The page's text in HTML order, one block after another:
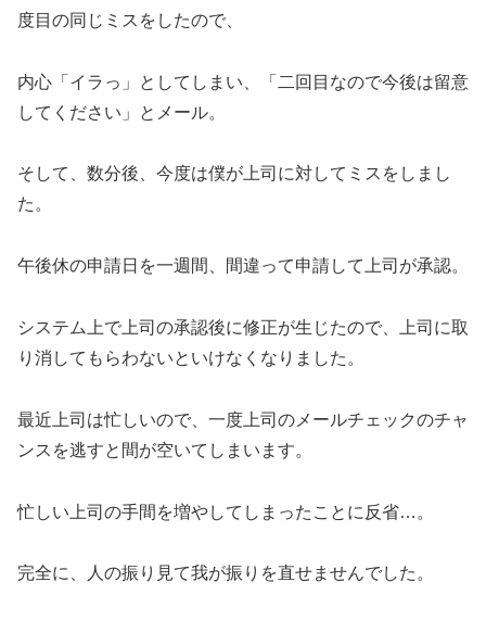
度目の同じミスをしたので、
内心「イラっ」としてしまい、「二回目なので今後は留意
してください」とメール。
そして、数分後、今度は僕が上司に対してミスをしまし
た。
午後休の申請日を一週間、間違って申請して上司が承認。
システム上で上司の承認後に修正が生じたので、上司に取
り消してもらわないといけなくなりました。
最近上司は忙しいので、一度上司のメールチェックのチャ
ンスを逃すと間が空いてしまいます。
忙しい上司の手間を増やしてしまったことに反省…。
完全に、人の振り見て我が振りを直せませんでした。